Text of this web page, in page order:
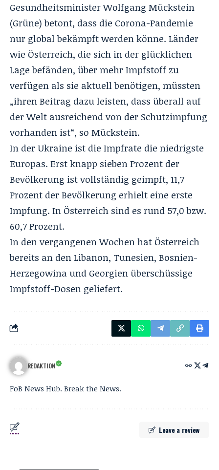
Gesundheitsminister Wolfgang Mückstein
(Grüne) betont, dass die Corona-Pandemie
nur global bekämpft werden könne. Länder
wie Österreich, die sich in der glücklichen
Lage befänden, über mehr Impfstoff zu
verfügen als sie aktuell benötigen, müssten
„ihren Beitrag dazu leisten, dass überall auf
der Welt ausreichend von der Schutzimpfung
vorhanden ist“, so Mückstein.
In der Ukraine ist die Impfrate die niedrigste
Europas. Erst knapp sieben Prozent der
Bevölkerung ist vollständig geimpft, 11,7
Prozent der Bevölkerung erhielt eine erste
Impfung. In Österreich sind es rund 57,0 bzw.
60,7 Prozent.
In den vergangenen Wochen hat Österreich
bereits an den Libanon, Tunesien, Bosnien-
Herzegowina und Georgien überschüssige
Impfstoff-Dosen geliefert.
REDAKTION
FoB News Hub. Break the News.
Leave a review